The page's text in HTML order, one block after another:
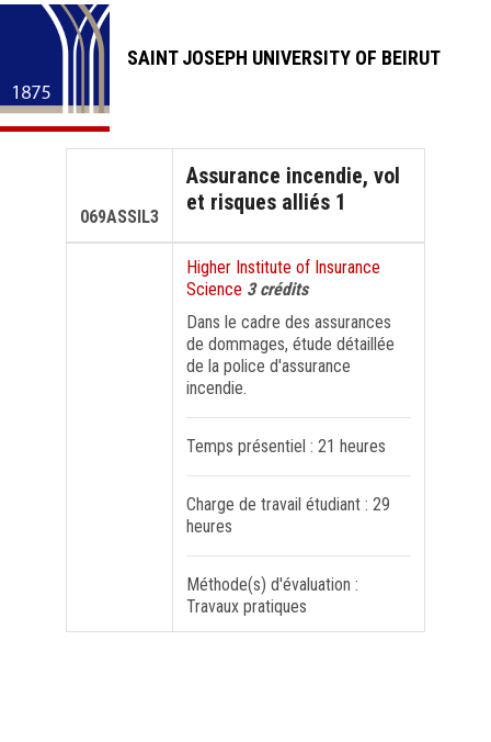
INSTITUTIONS
ADMISSION
RECHERCHE
INTERNATIONAL
FORMATION PROFESSIONNELLE
SAINT JOSEPH UNIVERSITY OF BEIRUT
069ASSIL3
Assurance incendie, vol
et risques alliés 1
Higher Institute of Insurance
Science 3 crédits
Dans le cadre des assurances
de dommages, étude détaillée
de la police d'assurance
incendie.
Temps présentiel : 21 heures
Charge de travail étudiant : 29
heures
Méthode(s) d'évaluation :
Travaux pratiques